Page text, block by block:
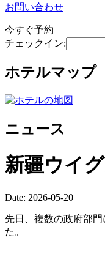
お問い合わせ
今すぐ予約
チェックイン:
ホテルマップ
ニュース
新疆ウイ
Date: 2026-05-20
先日、複数の政府部
た。